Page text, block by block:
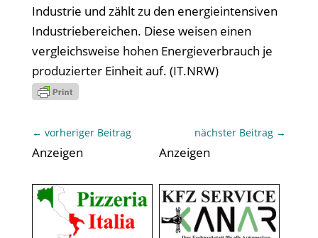
Industrie und zählt zu den energieintensiven
Industriebereichen. Diese weisen einen
vergleichsweise hohen Energieverbrauch je
produzierter Einheit auf. (IT.NRW)
← vorheriger Beitrag nächster Beitrag →
Anzeigen Anzeigen